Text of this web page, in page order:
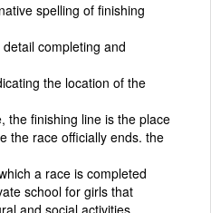
spelling of finishing
detail completing and
the location of the
the finishing line is the place
the race officially ends. the
a race is completed
school for girls that
and social activities